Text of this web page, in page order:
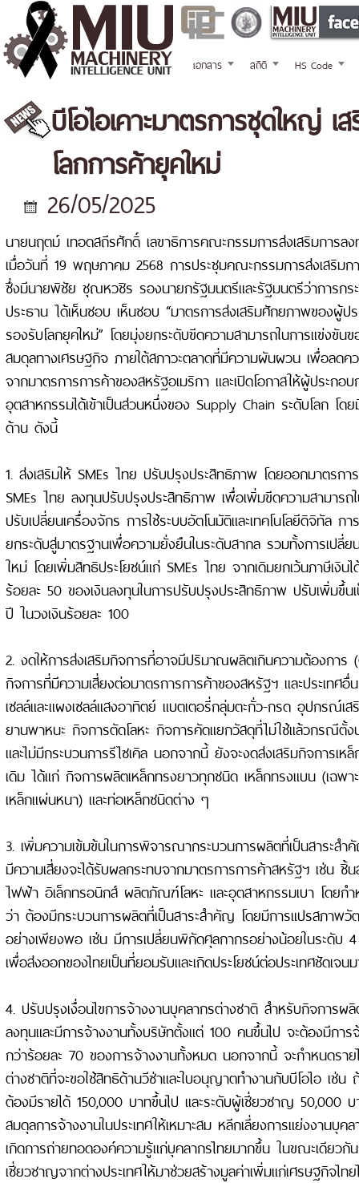
เอกสาร สถิติ HS Code
บีโอไอเคาะมาตรการชุดใหญ่
โลกการค้ายุคใหม่
26/05/2025
นายนฤตม์ เทอดสถีรศักดิ์ เลขาธิการคณะกรรมการส่งเสริมการลง
เมื่อวันที่ 19 พฤษภาคม 2568 การประชุมคณะกรรมการส่งเสริมก
ซึ่งมีนายพิชัย ชุณหวชิร รองนายกรัฐมนตรีและรัฐมนตรีว่าการกร
ประธาน ได้เห็นชอบ เห็นชอบ “มาตรการส่งเสริมศักยภาพของผู้ป
รองรับโลกยุคใหม่” โดยมุ่งยกระดับขีดความสามารถในการแข่งขั
สมดุลทางเศรษฐกิจ ภายใต้สภาวะตลาดที่มีความผันผวน เพื่อลดค
จากมาตรการการค้าของสหรัฐอเมริกา และเปิดโอกาสให้ผู้ประกอ
อุตสาหกรรมได้เข้าเป็นส่วนหนึ่งของ Supply Chain ระดับโลก โ
ด้าน ดังนี้
1. ส่งเสริมให้ SMEs ไทย ปรับปรุงประสิทธิภาพ โดยออกมาตรกา
SMEs ไทย ลงทุนปรับปรุงประสิทธิภาพ เพื่อเพิ่มขีดความสามารถ
ปรับเปลี่ยนเครื่องจักร การใช้ระบบอัตโนมัติและเทคโนโลยีดิจิทัล
ยกระดับสู่มาตรฐานเพื่อความยั่งยืนในระดับสากล รวมทั้งการเปลี่
ใหม่ โดยเพิ่มสิทธิประโยชน์แก่ SMEs ไทย จากเดิมยกเว้นภาษีเงิน
ร้อยละ 50 ของเงินลงทุนในการปรับปรุงประสิทธิภาพ ปรับเพิ่มขึ้น
ปี ในวงเงินร้อยละ 100
2. งดให้การส่งเสริมกิจการที่อาจมีปริมาณผลิตเกินความต้องการ
กิจการที่มีความเสี่ยงต่อมาตรการการค้าของสหรัฐฯ และประเทศ
เซลล์และแผงเซลล์แสงอาทิตย์ แบตเตอรี่กลุ่มตะกั่ว-กรด อุปกรณ์เ
ยานพาหนะ กิจการตัดโลหะ กิจการคัดแยกวัสดุที่ไม่ใช้แล้วกรณีตั้
และไม่มีกระบวนการรีไซเคิล นอกจากนี้ ยังจะงดส่งเสริมกิจการเห
เดิม ได้แก่ กิจการผลิตเหล็กทรงยาวทุกชนิด เหล็กทรงแบน (เฉพา
เหล็กแผ่นหนา) และท่อเหล็กชนิดต่าง ๆ
3. เพิ่มความเข้มข้นในการพิจารณากระบวนการผลิตที่เป็นสาระส
มีความเสี่ยงจะได้รับผลกระทบจากมาตรการการค้าสหรัฐฯ เช่น ชิ้
ไฟฟ้า อิเล็กทรอนิกส์ ผลิตภัณฑ์โลหะ และอุตสาหกรรมเบา โดยกำ
ว่า ต้องมีกระบวนการผลิตที่เป็นสาระสำคัญ โดยมีการแปรสภาพ
อย่างเพียงพอ เช่น มีการเปลี่ยนพิกัดศุลกากรอย่างน้อยในระดับ
เพื่อส่งออกของไทยเป็นที่ยอมรับและเกิดประโยชน์ต่อประเทศชัดเจน
4. ปรับปรุงเงื่อนไขการจ้างงานบุคลากรต่างชาติ สำหรับกิจการผ
ลงทุนและมีการจ้างงานทั้งบริษัทตั้งแต่ 100 คนขึ้นไป จะต้องมีการ
กว่าร้อยละ 70 ของการจ้างงานทั้งหมด นอกจากนี้ จะกำหนดรา
ต่างชาติที่จะขอใช้สิทธิด้านวีซ่าและใบอนุญาตทำงานกับบีโอไอ เช่น
ต้องมีรายได้ 150,000 บาทขึ้นไป และระดับผู้เชี่ยวชาญ 50,000
สมดุลการจ้างงานในประเทศให้เหมาะสม หลีกเลี่ยงการแย่งงานบุค
เกิดการถ่ายทอดองค์ความรู้แก่บุคลากรไทยมากขึ้น ในขณะเดียว
เชี่ยวชาญจากต่างประเทศให้มาช่วยสร้างมูลค่าเพิ่มแก่เศรษฐกิจไท